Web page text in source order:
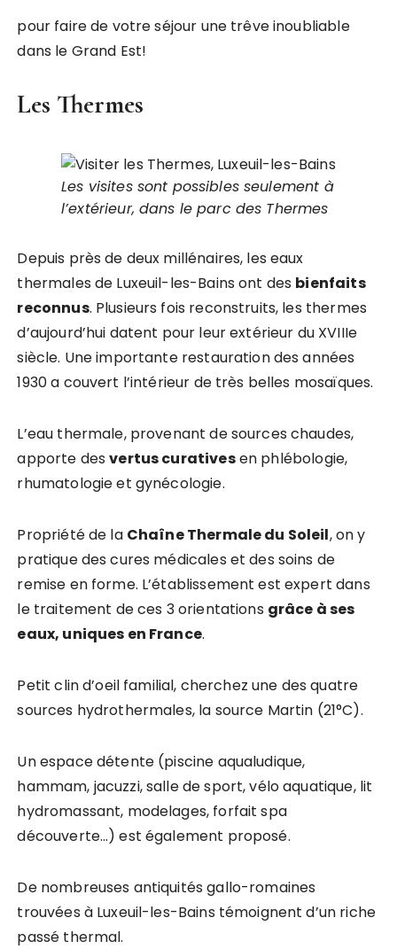
pour faire de votre séjour une trêve inoubliable
dans le Grand Est!
Les Thermes
Les visites sont possibles seulement à
l’extérieur, dans le parc des Thermes
Depuis près de deux millénaires, les eaux
thermales de Luxeuil-les-Bains ont des bienfaits
reconnus. Plusieurs fois reconstruits, les thermes
d’aujourd’hui datent pour leur extérieur du XVIIIe
siècle. Une importante restauration des années
1930 a couvert l’intérieur de très belles mosaïques.
L’eau thermale, provenant de sources chaudes,
apporte desvertus curativesen phlébologie,
rhumatologie et gynécologie.
Propriété de la Chaîne Thermale du Soleil, on y
pratique des cures médicales et des soins de
remise en forme. L’établissement est expert dans
le traitement de ces 3 orientations grâce à ses
eaux, uniques en France.
Petit clin d’oeil familial, cherchez une des quatre
sources hydrothermales, la source Martin (21°C).
Un espace détente (piscine aqualudique,
hammam, jacuzzi, salle de sport, vélo aquatique, lit
hydromassant, modelages, forfait spa
découverte…) est également proposé.
De nombreuses antiquités gallo-romaines
trouvées à Luxeuil-les-Bains témoignent d’un riche
passé thermal.